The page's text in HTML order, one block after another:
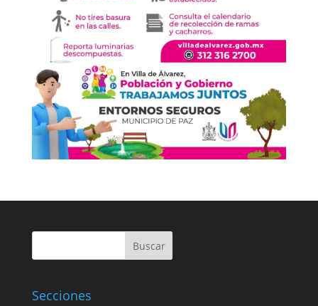
Buscar
Secciones